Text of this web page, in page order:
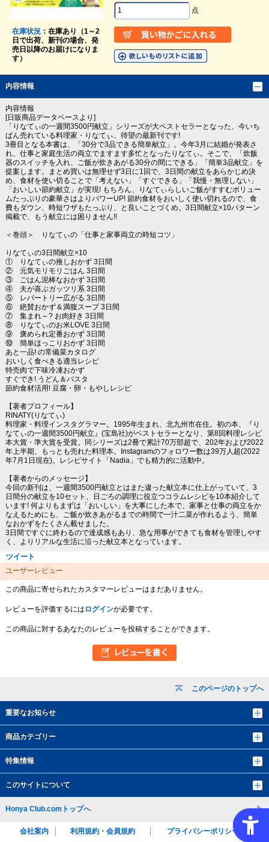
このページのトップへ
重要なお知らせ
商品カテゴリー
特集情報
このサイトについて
在庫状況：在庫あり（1～2
日で出荷、新刊の場合、発
売日以降のお届けになりま
す）
点
内容情報
内容情報
[日販商品データベースより]
「りなてぃの一週間3500円献立」シリーズが大ベストセラーとなった、今いち
ばん売れている料理家・りなてぃ、待望の最新刊です!
3冊目となる本書は、「30分で3品できる簡単献立」。今年3月に結婚が発表さ
れ、仕事と家庭生活の両立でますます多忙となったりなてぃ。そこで、「炊飯
器のスイッチを入れ、ご飯が炊きあがる30分の間にできる」「簡単3品献立」を
提案します。まとめ買いは無理せず3日に1回で、3日間の献立をあらかじめ決
め、食材を使い切ることで「考えない」「すぐできる」「我慢・無理しない」
「おいしい節約献立」が実現! もちろん、りなてぃらしいご飯がすすむボリュー
ムたっぷりの豪華さはよりパワーUP! 節約食材をおいしく使い切れるので、食
費もダウン、時短ワザもたっぷり、と良いことづくめ。3日間献立×10パターン
掲載で、もう献立には困りません!!
＜巻頭＞ りなてぃの「仕事と家事両立の時短コツ」
りなてぃの3日間献立×10
① りなてぃの推しおかず 3日間
② 元気モリモリごはん 3日間
③ ごはん泥棒なおかず 3日間
④ 夫が喜ぶガッツリ系 3日間
⑤ レパートリー広がる 3日間
⑥ 絶賛おかず＆満腹スープ 3日間
⑦ 集まれ～? お肉好き 3日間
⑧ りなてぃのお米LOVE 3日間
⑨ 褒められ定番おかず 3日間
⑩ 簡単ほっこりおかず 3日間
あと一品! の常備菜カタログ
おいしく食べきる適当レシピ
特売肉で下味冷凍おかず
すぐでき! うどん＆パスタ
節約食材活用! 豆腐・卵・もやしレシピ
【著者プロフィール】
RINATY(りなてぃ)
料理家・料理インスタグラマー。1995年生まれ、北九州市在住。初の本、『り
なてぃの一週間3500円献立』(宝島社)がベストセラーとなり、第8回料理レシピ
本大賞・準大賞を受賞。同シリーズは2冊で累計70万部超で、202年および2022
年上半期、もっとも売れた料理本。Instagramのフォロワー数は39万人超(2022
年7月1日現在)。レシピサイト「Nadia」でも精力的に活動中。
【著者からのメッセージ】
今回の新刊は、一週間3500円献立とはまた違った献立本に仕上がっていて、3
日間分の献立を10セット、日ごろの調理に役立つコラムレシピを10本紹介して
います! 何よりもまずは「おいしい」を大事にした本で、家事と仕事の両立をか
なえるためにも、ご飯が炊きあがるまでの時間で一汁二菜が作れるよう、簡単
なおかずをたくさん載せました。
3日間ですぐに終わるので達成感もあり、急な用事ができても食材を管理しやす
く、よりリアルな生活に沿った献立本となっています。
ツイート
ユーザーレビュー
この商品に寄せられたカスタマーレビューはまだありません。
レビューを評価するには ログインが必要です。
この商品に対するあなたのレビューを投稿することができます。
Honya Club.comトップへ
会社案内 利用規約・会員規約
プライバシーポリシー